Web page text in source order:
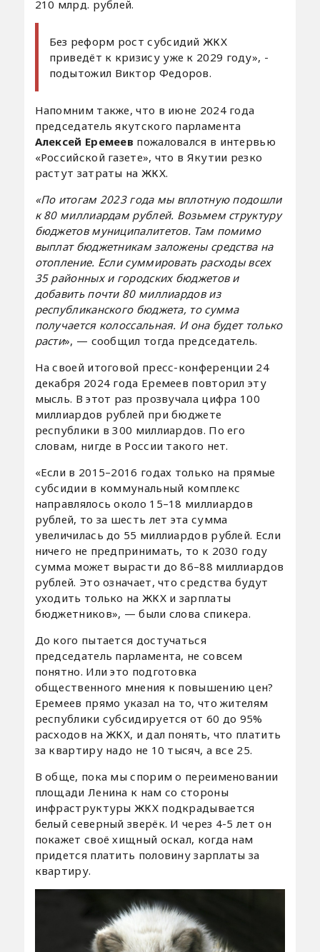
210 млрд. рублей.
Без реформ рост субсидий ЖКХ
приведёт к кризису уже к 2029 году», -
подытожил Виктор Федоров.
Напомним также, что в июне 2024 года
председатель якутского парламента
Алексей Еремеев пожаловался в интервью
«Российской газете», что в Якутии резко
растут затраты на ЖКХ.
«По итогам 2023 года мы вплотную подошли
к 80 миллиардам рублей. Возьмем структуру
бюджетов муниципалитетов. Там помимо
выплат бюджетникам заложены средства на
отопление. Если суммировать расходы всех
35 районных и городских бюджетов и
добавить почти 80 миллиардов из
республиканского бюджета, то сумма
получается колоссальная. И она будет только
расти», — сообщил тогда председатель.
На своей итоговой пресс-конференции 24
декабря 2024 года Еремеев повторил эту
мысль. В этот раз прозвучала цифра 100
миллиардов рублей при бюджете
республики в 300 миллиардов. По его
словам, нигде в России такого нет.
«Если в 2015–2016 годах только на прямые
субсидии в коммунальный комплекс
направлялось около 15–18 миллиардов
рублей, то за шесть лет эта сумма
увеличилась до 55 миллиардов рублей. Если
ничего не предпринимать, то к 2030 году
сумма может вырасти до 86–88 миллиардов
рублей. Это означает, что средства будут
уходить только на ЖКХ и зарплаты
бюджетников», — были слова спикера.
До кого пытается достучаться
председатель парламента, не совсем
понятно. Или это подготовка
общественного мнения к повышению цен?
Еремеев прямо указал на то, что жителям
республики субсидируется от 60 до 95%
расходов на ЖКХ, и дал понять, что платить
за квартиру надо не 10 тысяч, а все 25.
В обще, пока мы спорим о переименовании
площади Ленина к нам со стороны
инфраструктуры ЖКХ подкрадывается
белый северный зверёк. И через 4-5 лет он
покажет своё хищный оскал, когда нам
придется платить половину зарплаты за
квартиру.